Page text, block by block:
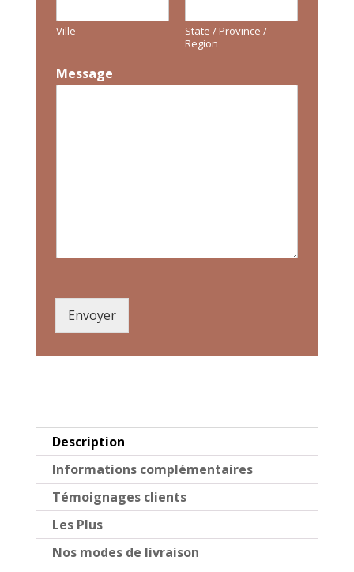
Ville
State / Province /
Region
Message
Envoyer
Description
Informations complémentaires
Témoignages clients
Les Plus
Nos modes de livraison